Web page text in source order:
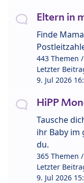
Eltern in
Finde
443 Themen
Letzter
9. Jul 2026
HiPP
Tausche
ihr Baby im
du.
365 Themen
Letzter
9. Jul 2026